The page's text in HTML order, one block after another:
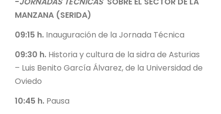
MANZANA (SERIDA)
09:15 h. Inauguración de la Jornada Técnica
09:30 h. Historia y cultura de la sidra de Asturias
– Luis Benito García Álvarez, de la Universidad de
Oviedo
10:45 h. Pausa